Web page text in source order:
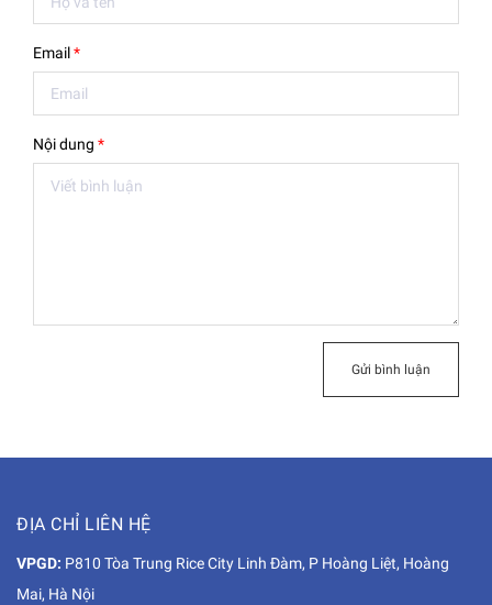
Email*
Nội dung *
Gửi bình luận
ĐỊA CHỈ LIÊN HỆ
VPGD: P810 Tòa Trung Rice City Linh Đàm, P Hoàng Liệt, Hoàng
Mai, Hà Nội